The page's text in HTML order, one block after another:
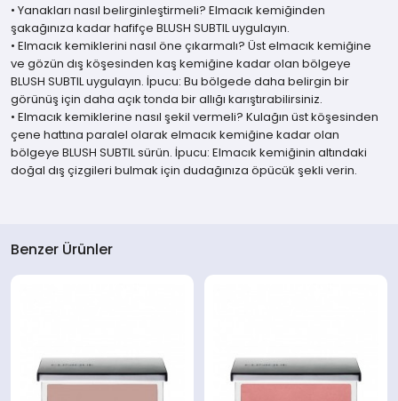
• Yanakları nasıl belirginleştirmeli? Elmacık kemiğinden
şakağınıza kadar hafifçe BLUSH SUBTIL uygulayın.
• Elmacık kemiklerini nasıl öne çıkarmalı? Üst elmacık kemiğine
ve gözün dış köşesinden kaş kemiğine kadar olan bölgeye
BLUSH SUBTIL uygulayın. İpucu: Bu bölgede daha belirgin bir
görünüş için daha açık tonda bir allığı karıştırabilirsiniz.
• Elmacık kemiklerine nasıl şekil vermeli? Kulağın üst köşesinden
çene hattına paralel olarak elmacık kemiğine kadar olan
bölgeye BLUSH SUBTIL sürün. İpucu: Elmacık kemiğinin altındaki
doğal dış çizgileri bulmak için dudağınıza öpücük şekli verin.
Benzer Ürünler